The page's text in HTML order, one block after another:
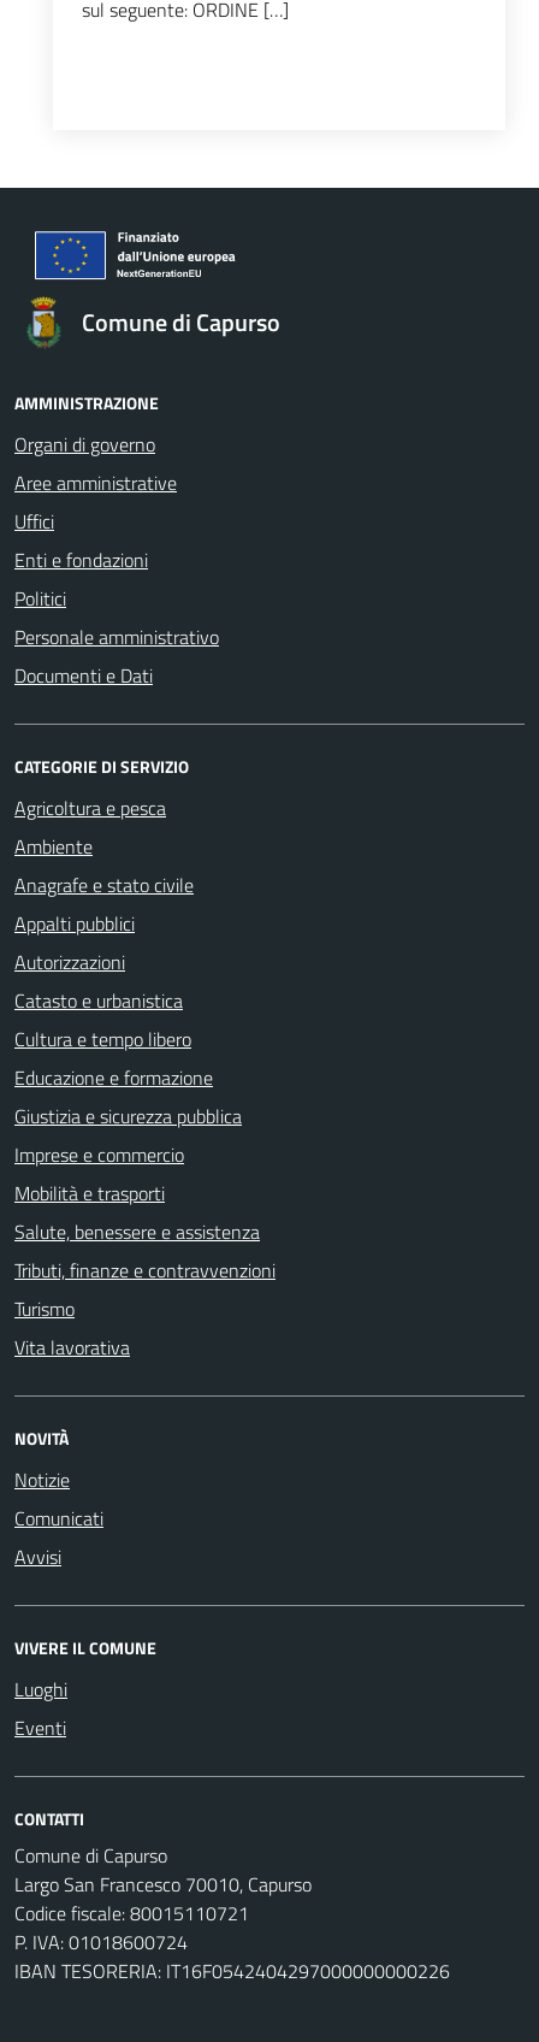
sul seguente: ORDINE […]
Comune di Capurso
AMMINISTRAZIONE
Organi di governo
Aree amministrative
Uffici
Enti e fondazioni
Politici
Personale amministrativo
Documenti e Dati
CATEGORIE DI SERVIZIO
Agricoltura e pesca
Ambiente
Anagrafe e stato civile
Appalti pubblici
Autorizzazioni
Catasto e urbanistica
Cultura e tempo libero
Educazione e formazione
Giustizia e sicurezza pubblica
Imprese e commercio
Mobilità e trasporti
Salute, benessere e assistenza
Tributi, finanze e contravvenzioni
Turismo
Vita lavorativa
NOVITÀ
Notizie
Comunicati
Avvisi
VIVERE IL COMUNE
Luoghi
Eventi
CONTATTI
Comune di Capurso
Largo San Francesco 70010, Capurso
Codice fiscale: 80015110721
P. IVA: 01018600724
IBAN TESORERIA: IT16F0542404297000000000226